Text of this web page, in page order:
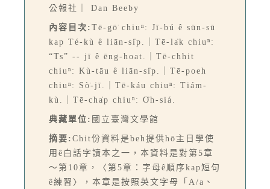
公報社｜ Dan Beeby
內容目次: Tē-gō͘ chiuⁿ: Jī-bú ê sūn-sū
kap Té-kù ê liān-si̍p.｜Tē-la̍k chiuⁿ:
“Ts” -- jī ê ēng-hoat.｜Tē-chhit
chiuⁿ: Kù-tāu ê liān-si̍p.｜Tē-poeh
chiuⁿ: Sò͘-jī.｜Tē-káu chiuⁿ: Tiám-
kù.｜Tē-cha̍p chiuⁿ: O̍h-siá.
典藏單位: 國立臺灣文學館
摘要: Chit份資料是beh提供hō͘主日學使
用ê白話字讀本之一，本資料是對第5章
～第10章，〈第5章：字母ê順序kap短句
ê練習〉，本章是按照英文字母「A/a、